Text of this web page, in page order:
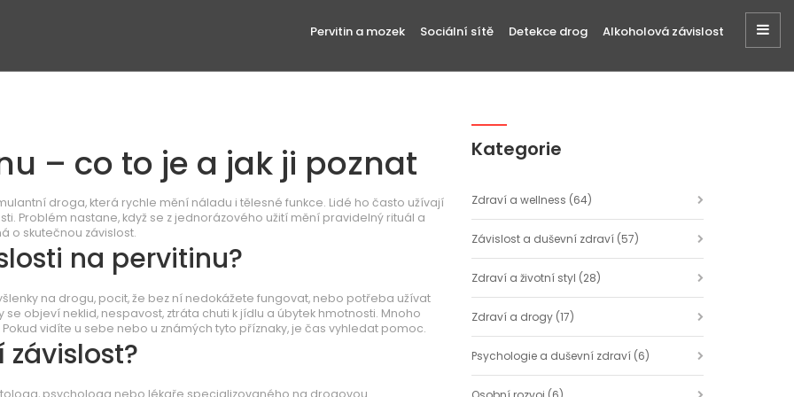
Pervitin a mozek Sociální sítě Detekce drog Alkoholová závislost
– co to je a jak ji poznat
droga, která rychle mění náladu i tělesné funkce. Lidé ho často užívají
Problém nastane, když se z jednorázového užití mění pravidelný rituál a
o skutečnou závislost.
na pervitinu?
na drogu, pocit, že bez ní nedokážete fungovat, nebo potřeba užívat
se objeví neklid, nespavost, ztráta chuti k jídlu a úbytek hmotnosti. Mnoho
vidíte u sebe nebo u známých tyto příznaky, je čas vyhledat pomoc.
psychologa nebo lékaře specializovaného na drogovou
Kategorie
Zdraví a wellness (64)
Závislost a duševní zdraví (57)
Zdraví a životní styl (28)
Zdraví a drogy (17)
Psychologie a duševní zdraví (6)